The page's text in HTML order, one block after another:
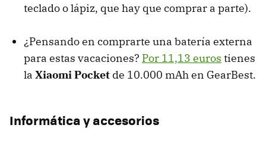
teclado o lápiz, que hay que comprar a parte).
¿Pensando en comprarte una batería externa
para estas vacaciones? Por 11,13 euros tienes
la Xiaomi Pocket de 10.000 mAh en GearBest.
Informática y accesorios